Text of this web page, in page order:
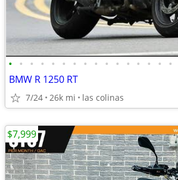
• • • • • • • • • • • • • • • •
BMW R 1250 RT
7/24 26k mi las colinas
$7,999